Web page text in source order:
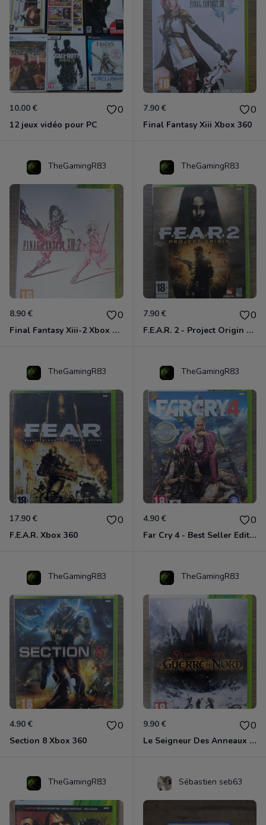
10.00 € 0
12 jeux vidéo pour PC
7.90 € 0
Final Fantasy Xiii Xbox 360
TheGamingR83
8.90 € 0
Final Fantasy Xiii-2 Xbox 360
TheGamingR83
7.90 € 0
F.E.A.R. 2 - Project Origin Xbox 360
TheGamingR83
17.90 € 0
F.E.A.R. Xbox 360
TheGamingR83
4.90 € 0
Far Cry 4 - Best Seller Edition Xbox 360
TheGamingR83
4.90 € 0
Section 8 Xbox 360
TheGamingR83
9.90 € 0
Le Seigneur Des Anneaux - La Guerre Du Nord Xbox 360
TheGamingR83 Sébastien seb63